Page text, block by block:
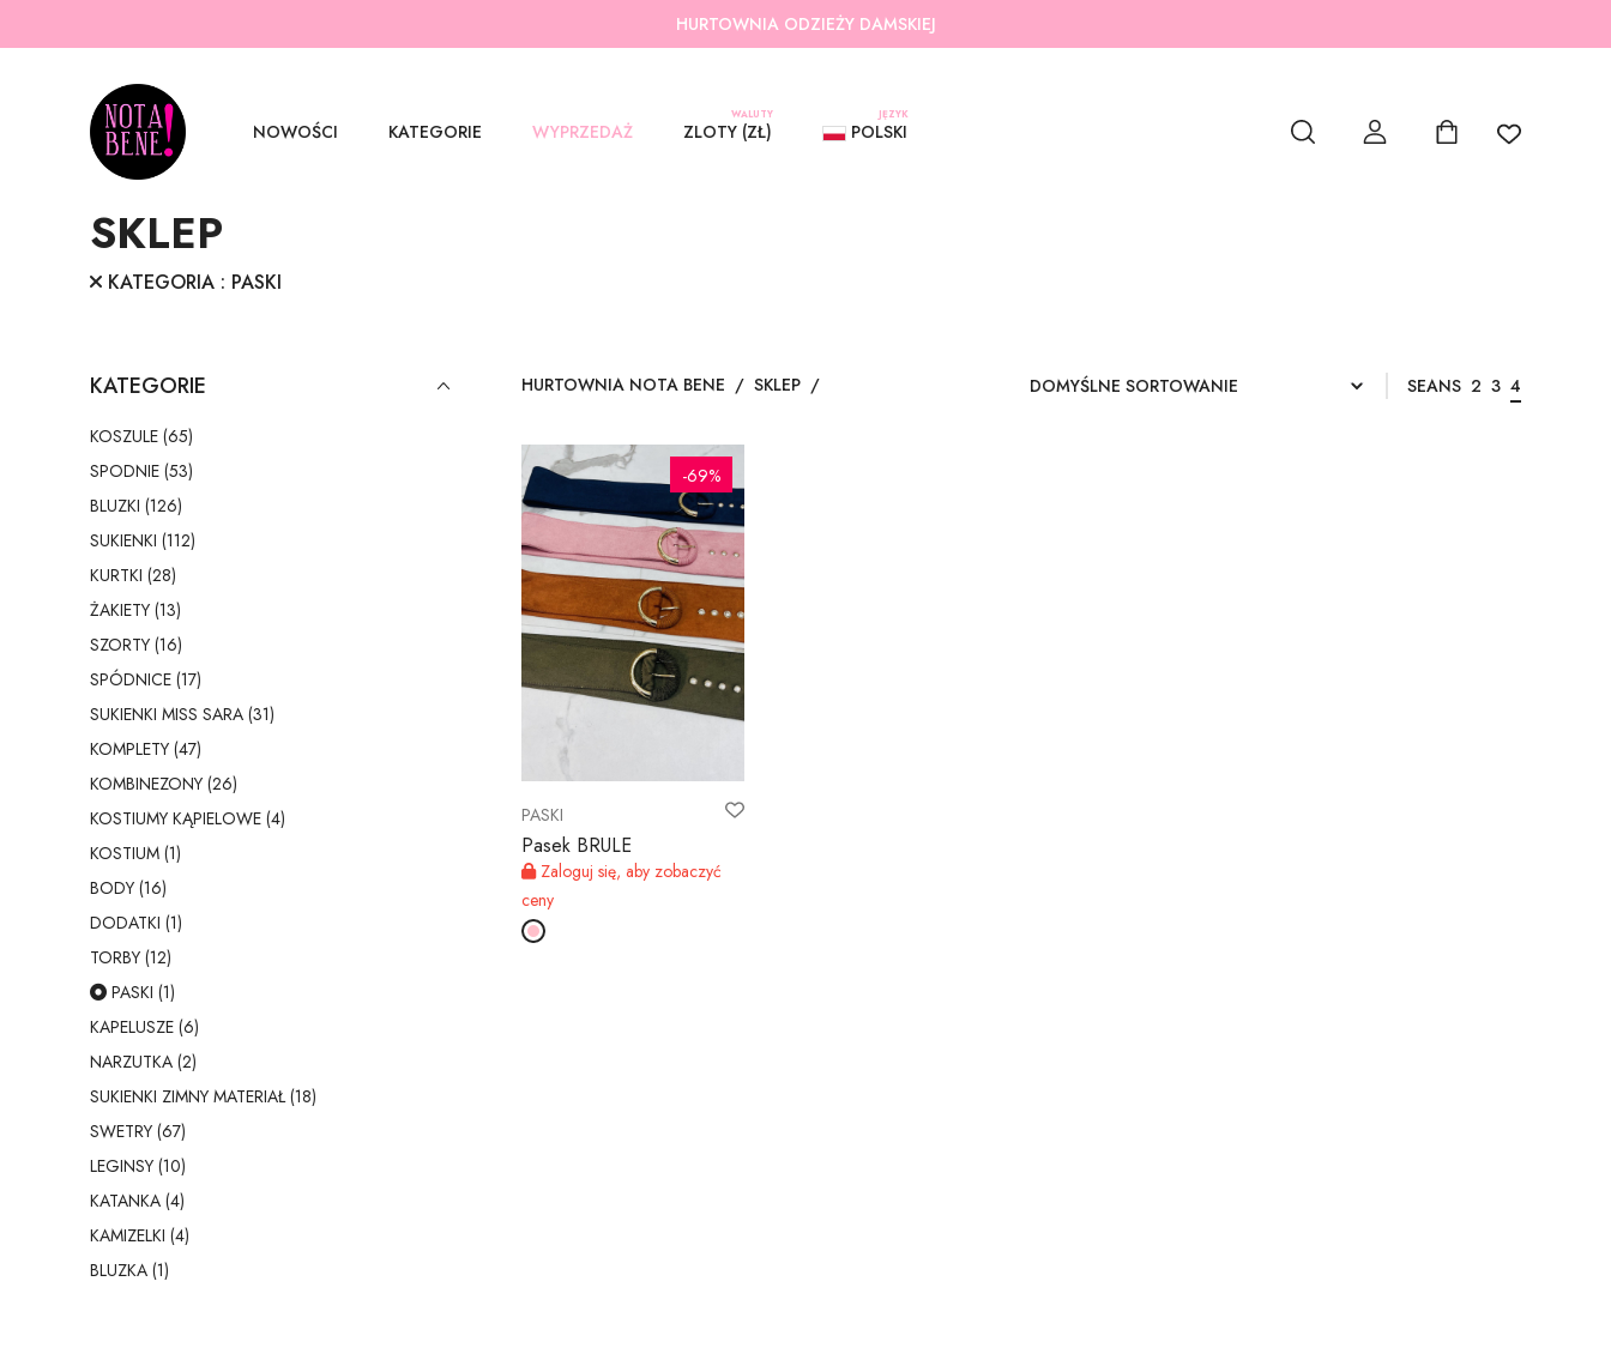
HURTOWNIA ODZIEŻY DAMSKIEJ
NOWOŚCI KATEGORIE WYPRZEDAŻ
WALUTY
ZLOTY (ZŁ)
JĘZYK
POLSKI
SKLEP
KATEGORIA : PASKI
KATEGORIE
KOSZULE (65)
SPODNIE (53)
BLUZKI (126)
SUKIENKI (112)
KURTKI (28)
ŻAKIETY (13)
SZORTY (16)
SPÓDNICE (17)
SUKIENKI MISS SARA (31)
KOMPLETY (47)
KOMBINEZONY (26)
KOSTIUMY KĄPIELOWE (4)
KOSTIUM (1)
BODY (16)
DODATKI (1)
TORBY (12)
PASKI (1)
KAPELUSZE (6)
NARZUTKA (2)
SUKIENKI ZIMNY MATERIAŁ (18)
SWETRY (67)
LEGINSY (10)
KATANKA (4)
KAMIZELKI (4)
BLUZKA (1)
HURTOWNIA NOTA BENE / SKLEP / SEANS 2 3 4
PASKI
Pasek BRULE
Zaloguj się, aby zobaczyć
ceny
-69%